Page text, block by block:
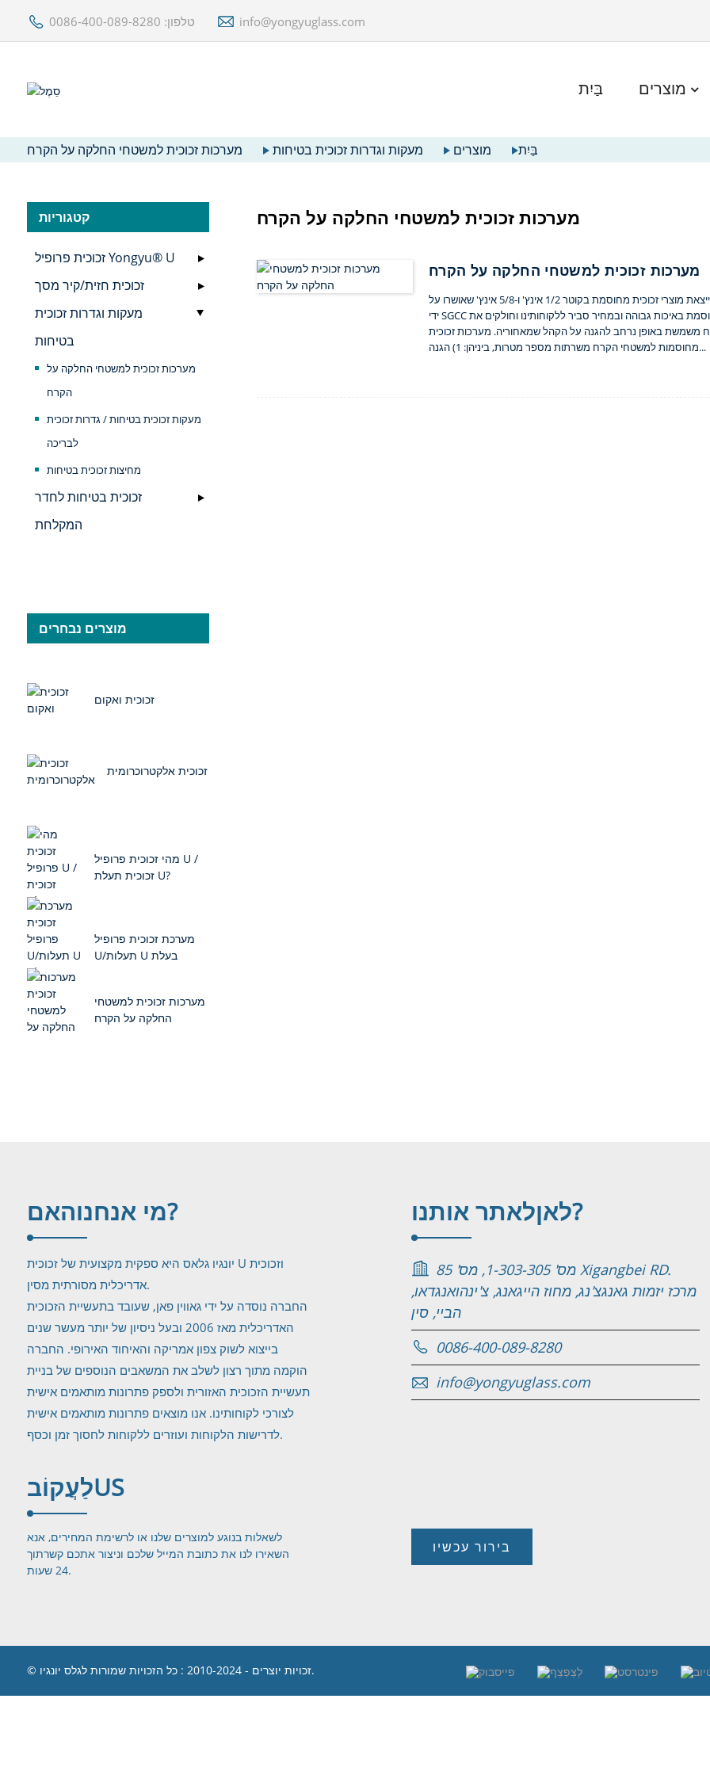
טלפון: 0086-400-089-8280 info@yongyuglass.com
בַּיִת מוצרים
בַּיִת מוצרים מעקות וגדרות זכוכית בטיחות מערכות זכוכית למשטחי החלקה על הקרח
קטגוריות
זכוכית פרופיל Yongyu® U
זכוכית חזית/קיר מסך
מעקות וגדרות זכוכית
בטיחות
מערכות זכוכית למשטחי החלקה על
הקרח
מעקות זכוכית בטיחות / גדרות זכוכית
לבריכה
מחיצות זכוכית בטיחות
זכוכית בטיחות לחדר
המקלחת
מוצרים נבחרים
זכוכית ואקום
זכוכית אלקטרוכרומית
מהי זכוכית פרופיל U /
זכוכית תעלת U?
מערכת זכוכית פרופיל
U/תעלות U בעלת
מערכות זכוכית למשטחי
החלקה על הקרח
מערכות זכוכית למשטחי החלקה על הקרח
מערכות זכוכית למשטחי החלקה על הקרח
מידע בסיסי יונגיו גלאס, הספקית החברה באיגוד משטחי הקרח של ארה"ב, מייצאת מוצרי זכוכית מחוסמת בקוטר 1/2 אינץ' ו-5/8 אינץ' שאושרו על
ידי SGCC לתעשיית משטחי הקרח בארה"ב מאז 2009. אנו מייצאים מוצרי זכוכית מחוסמת באיכות גבוהה ובמחיר סביר ללקוחותינו וחולקים את
משמשת באופן נרחב להגנה על הקהל שמאחוריה. מערכות זכוכית
מחוסמות למשטחי הקרח משרתות מספר מטרות, ביניהן: 1) הגנה...
מי אנחנוהאם?
יונגיו גלאס היא ספקית מקצועית של זכוכית U וזכוכית
אדריכלית מסורתית מסין.
החברה נוסדה על ידי גאווין פאן, שעובד בתעשיית הזכוכית
האדריכלית מאז 2006 ובעל ניסיון של יותר מעשר שנים
בייצוא לשוק צפון אמריקה והאיחוד האירופי. החברה
הוקמה מתוך רצון לשלב את המשאבים הנוספים של בניית
תעשיית הזכוכית האזורית ולספק פתרונות מותאמים אישית
לצורכי לקוחותינו. אנו מוצאים פתרונות מותאמים אישית
לדרישות הלקוחות ועוזרים ללקוחות לחסוך זמן וכסף.
לאןלאתר אותנו?
מס' 1-303-305, מס' 85 Xigangbei RD.
מרכז יזמות גאנגצ'נג, מחוז הייגאנג, צ'ינהואנגדאו,
הביי, סין
0086-400-089-8280
info@yongyuglass.com
לַעֲקוֹבUS
לשאלות בנוגע למוצרים שלנו או לרשימת המחירים, אנא
השאירו לנו את כתובת המייל שלכם וניצור אתכם קשרתוך
24 שעות.
בירור עכשיו
© זכויות יוצרים - 2010-2024 : כל הזכויות שמורות לגלס יונגיו.